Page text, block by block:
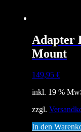
Adapter
Mount
149,95 €
inkl. 19 %
zzgl.
In den